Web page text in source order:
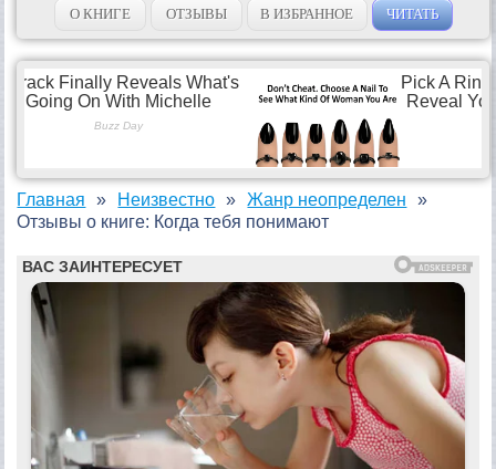
О КНИГЕ ОТЗЫВЫ В ИЗБРАННОЕ ЧИТАТЬ
Главная Неизвестно
Жанр неопределен
Отзывы о книге: Когда тебя понимают